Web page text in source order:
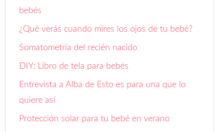
bebés
¿Qué verás cuando mires los ojos de tu bebé?
Somatometría del recién nacido
DIY: Libro de tela para bebés
Entrevista a Alba de Esto es para una que lo
quiere así
Protección solar para tu bebé en verano